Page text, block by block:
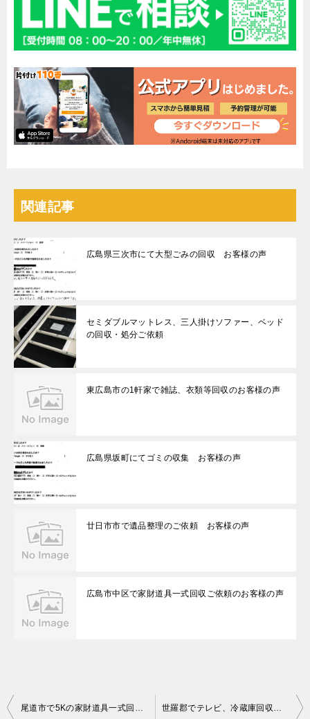
関連記事
広島県三次市にて大型ごみの回収 お客様の声
セミダブルマットレス、三人掛けソファー、ベッド
の回収・処分ご依頼
東広島市の1軒家で雑誌、衣類等回収のお客様の声
広島県坂町にてゴミの収集 お客様の声
廿日市市で遺品整理のご依頼 お客様の声
広島市中区で家財道具一式回収ご依頼のお客様の声
投 尾道市で5Kの家財道具一式回収のお客様の声 世羅郡でテレビ、冷蔵庫回収のお客様の声